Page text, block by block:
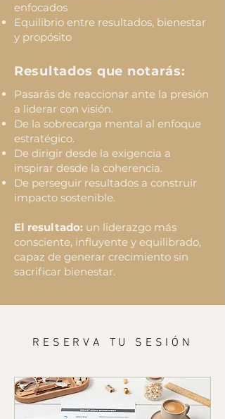
enfocados
Equilibrio entre resultados, bienestar
y propósito
Resultados que notarás:
Pasarás de reaccionar ante la presión
a liderar con visión.
De la sobrecarga mental al enfoque
estratégico.
De dirigir desde la exigencia a
inspirar desde la coherencia.
De perseguir resultados a construir
impacto sostenible.
El resultado: un liderazgo más
consciente, influyente y equilibrado,
capaz de generar crecimiento sin
sacrificar bienestar.
RESERVA TU SESIÓN